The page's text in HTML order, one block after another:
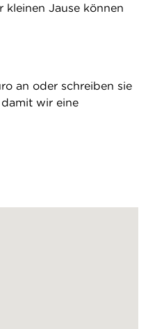
kleinen Jause können
an oder schreiben sie
wir eine